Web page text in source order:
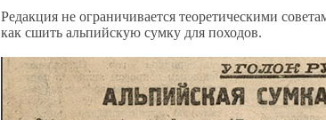
Редакция не ограничивается теоретическими
как сшить альпийскую сумку для походов.